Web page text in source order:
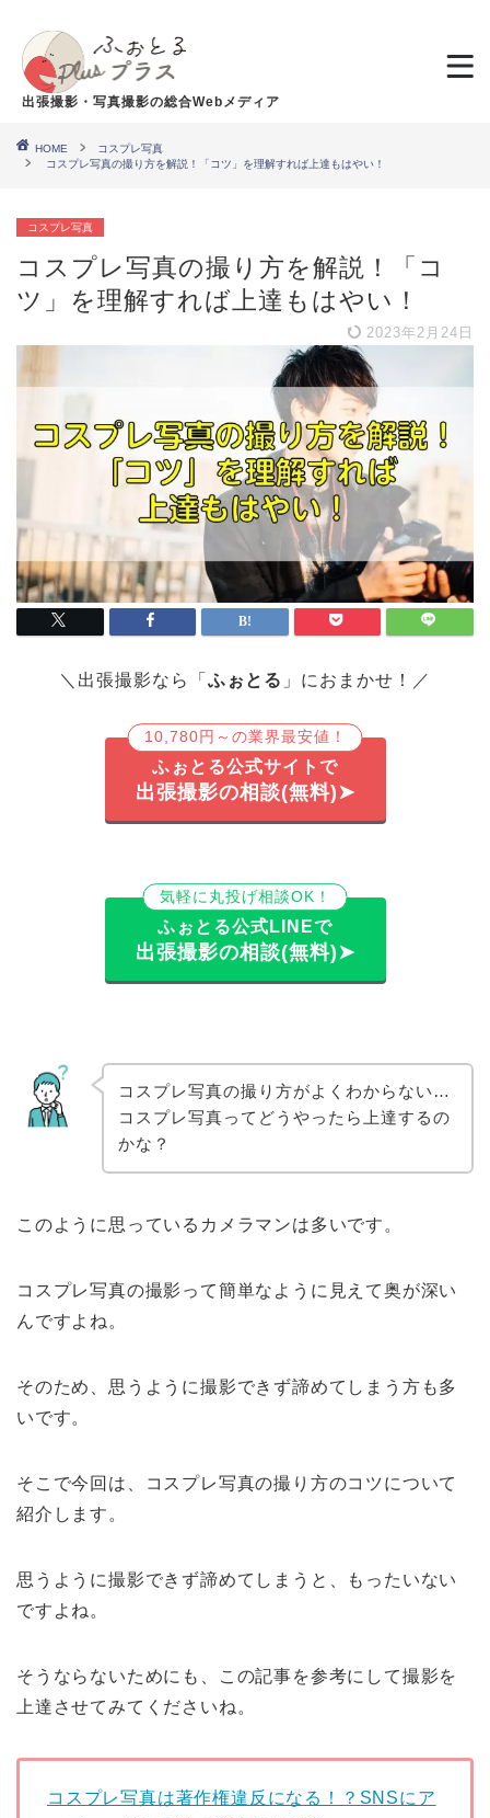
出張撮影・写真撮影の総合Webメディア
HOME
コスプレ写真
コスプレ写真の撮り方を解説！「コツ」を理解すれば上達もはやい！
コスプレ写真
コスプレ写真の撮り方を解説！「コ
ツ」を理解すれば上達もはやい！
2023年2月24日
＼出張撮影なら「 ふぉとる 」におまかせ！／
10,780円～の業界最安値！
ふぉとる公式サイトで
出張撮影の相談(無料)➤
気軽に丸投げ相談OK！
ふぉとる公式LINEで
出張撮影の相談(無料)➤
コスプレ写真の撮り方がよくわからない…
コスプレ写真ってどうやったら上達するの
かな？
このように思っているカメラマンは多いです。
コスプレ写真の撮影って簡単なように見えて奥が深い
んですよね。
そのため、思うように撮影できず諦めてしまう方も多
いです。
そこで今回は、コスプレ写真の撮り方のコツについて
紹介します。
思うように撮影できず諦めてしまうと、もったいない
ですよね。
そうならないためにも、この記事を参考にして撮影を
上達させてみてくださいね。
コスプレ写真は著作権違反になる！？SNSにア